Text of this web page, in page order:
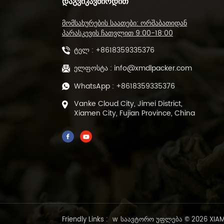
საჭრელი მანქანა და
თბოშემცირების
მანქანა DL-450L&DL-
ავტომატური POF
და დალუქვის მანქანა
შესაფუთი მანქანა
წინასწარ
მომსახურების საათები: ორშაბათიდან
პარასკევის ჩათვლით 9:00-18:00
ტელ : +8618359335376
ელფოსტა : info@xmdlpacker.com
WhatsApp : +8618359335376
Vanke Cloud City, Jimei District,
Xiamen City, Fujian Province, China
Friendly Links : w საავტორო უფლება © 2026